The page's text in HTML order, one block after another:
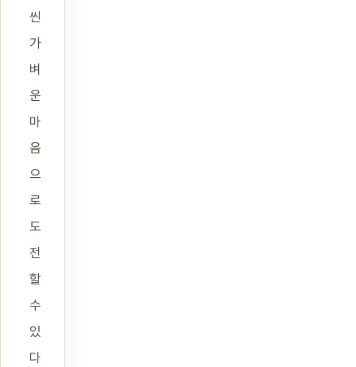
씬
가
벼
운
마
음
으
로
도
전
할
수
있
다